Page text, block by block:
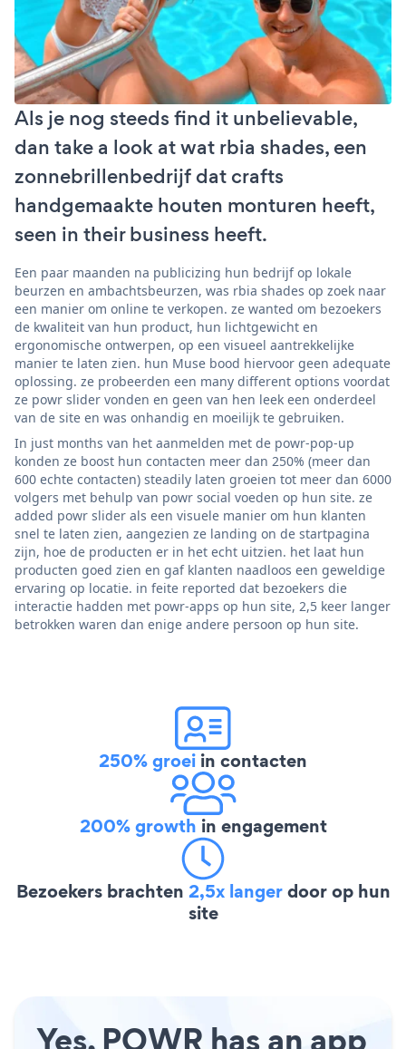
Als je nog steeds find it unbelievable,
dan take a look at wat rbia shades, een
zonnebrillenbedrijf dat crafts
handgemaakte houten monturen heeft,
seen in their business heeft.
Een paar maanden na publicizing hun bedrijf op lokale
beurzen en ambachtsbeurzen, was rbia shades op zoek naar
een manier om online te verkopen. ze wanted om bezoekers
de kwaliteit van hun product, hun lichtgewicht en
ergonomische ontwerpen, op een visueel aantrekkelijke
manier te laten zien. hun Muse bood hiervoor geen adequate
oplossing. ze probeerden een many different options voordat
ze powr slider vonden en geen van hen leek een onderdeel
van de site en was onhandig en moeilijk te gebruiken.
In just months van het aanmelden met de powr-pop-up
konden ze boost hun contacten meer dan 250% (meer dan
600 echte contacten) steadily laten groeien tot meer dan 6000
volgers met behulp van powr social voeden op hun site. ze
added powr slider als een visuele manier om hun klanten
snel te laten zien, aangezien ze landing on de startpagina
zijn, hoe de producten er in het echt uitzien. het laat hun
producten goed zien en gaf klanten naadloos een geweldige
ervaring op locatie. in feite reported dat bezoekers die
interactie hadden met powr-apps op hun site, 2,5 keer langer
betrokken waren dan enige andere persoon op hun site.
250% groei in contacten
200% growth in engagement
Bezoekers brachten 2,5x langerdoor op hun
site
Yes, POWR has an app